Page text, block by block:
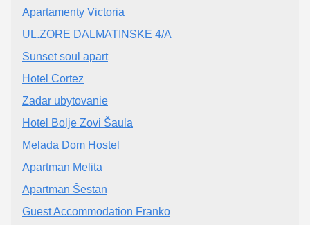
Apartamenty Victoria
UL.ZORE DALMATINSKE 4/A
Sunset soul apart
Hotel Cortez
Zadar ubytovanie
Hotel Bolje Zovi Šaula
Melada Dom Hostel
Apartman Melita
Apartman Šestan
Guest Accommodation Franko